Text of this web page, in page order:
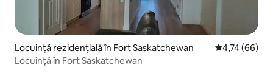
Locuință rezidențială în Fort Saskatchewan Scor mediu
4,74 (66)
Locuință în Fort Saskatchewan